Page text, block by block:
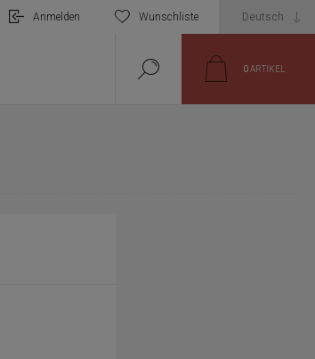
Anmelden Wunschliste
0ARTIKEL